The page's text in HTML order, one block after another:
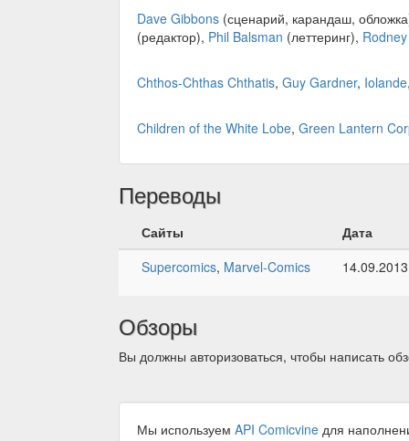
Dave Gibbons (сценарий, карандаш,
(редактор), Phil Balsman (леттеринг),
Chthos-Chthas Chthatis, Guy Gardner, Iolande
Children of the White Lobe, Green Lantern
Переводы
Сайты
Дата
Supercomics, Marvel-Comics 14.09.2013
Обзоры
Вы должны авторизоваться, чтобы написать
Мы используем API Comicvine для